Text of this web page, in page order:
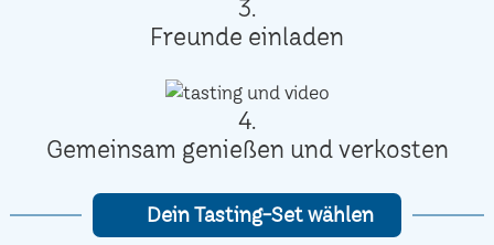
3.
Freunde einladen
4.
Gemeinsam genießen und verkosten
Dein Tasting-Set wählen